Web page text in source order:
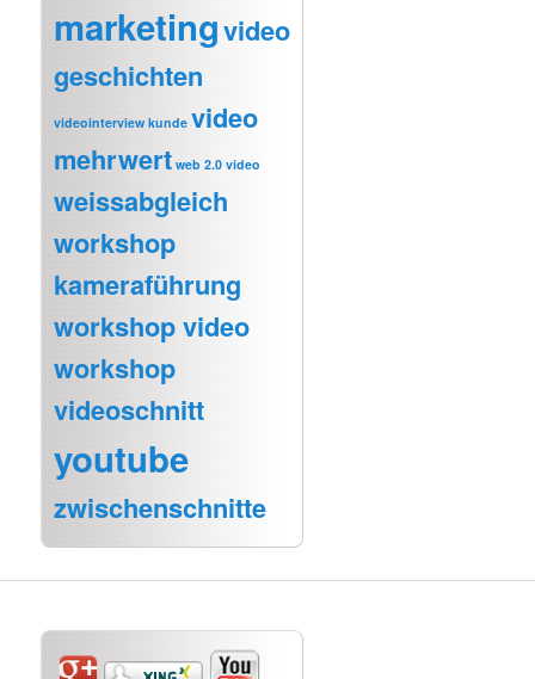
marketingvideo
geschichten
videointerview kunde video
mehrwert web 2.0 video
weissabgleich
workshop
kameraführung
workshop video
workshop
videoschnitt
youtube
zwischenschnitte